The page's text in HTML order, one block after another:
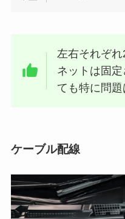
左右それぞ
ネットは固
ても特に問題
ケーブル配線